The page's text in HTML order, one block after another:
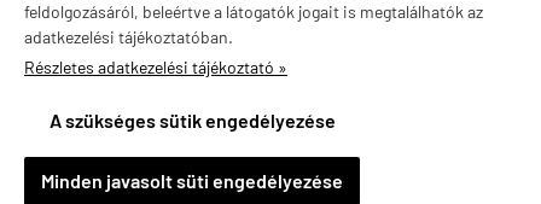
feldolgozásáról, beleértve a látogatók jogait is megtalálhatók az
adatkezelési tájékoztatóban.
Részletes adatkezelési tájékoztató »
A szükséges sütik engedélyezése
Minden javasolt süti engedélyezése
vitaminstore.hu -Vitaminstore / Gymstore Hungary
Ajánlott termék
Szulforafán brokkolicsíra kivonat 400 mcg, Swanson
Sulforaphane, 3x60 kapszula